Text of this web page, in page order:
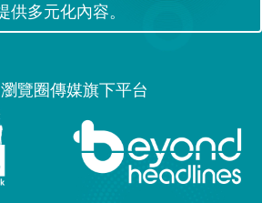
多元化內容。
覽圈傳媒旗下平台